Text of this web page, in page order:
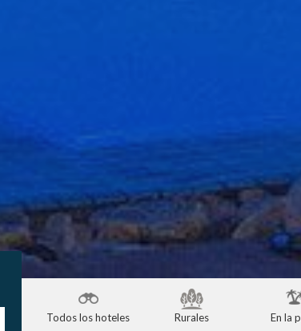
Todos los hoteles Rurales En la